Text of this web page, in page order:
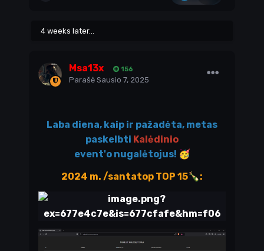
4 weeks later...
Msa13x 156
Parašė Sausio 7, 2025
Laba diena, kaip ir pažadėta, metas
paskelbti Kalėdinio
event'o nugalėtojus! 🥳
2024 m. /santatop TOP 15🍾: